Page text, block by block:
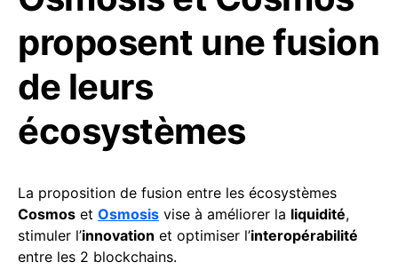
proposent une fusion
de leurs
écosystèmes
La proposition de fusion entre les écosystèmes
Cosmos et Osmosis vise à améliorer la liquidité,
stimuler l’innovation et optimiser l’interopérabilité
entre les 2 blockchains.